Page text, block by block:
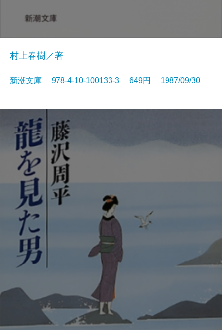
村上春樹／著
新潮文庫 978-4-10-100133-3 649円 1987/09/30